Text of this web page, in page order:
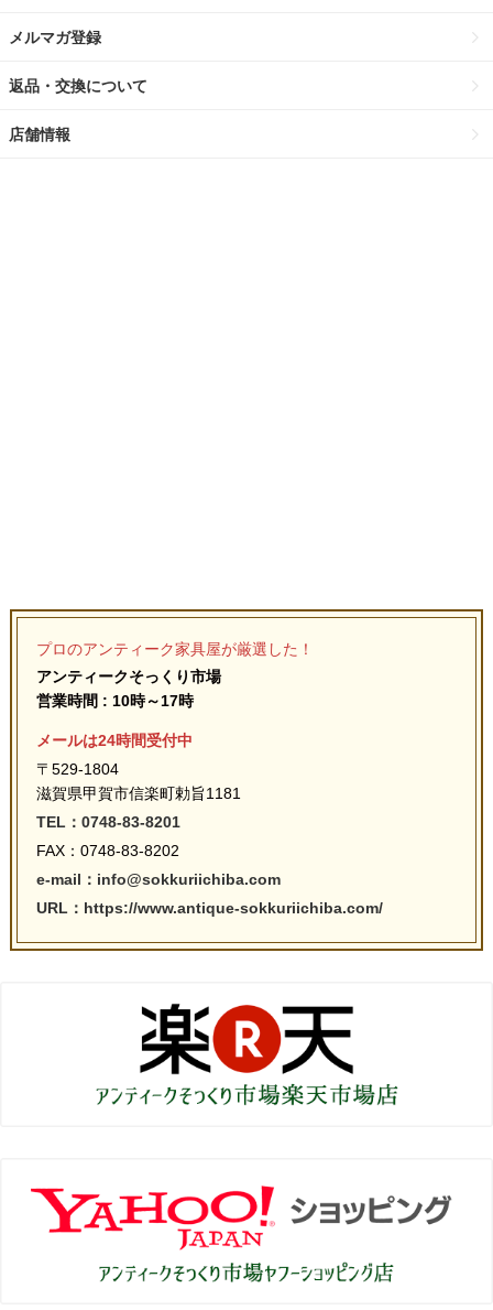
メルマガ登録
返品・交換について
店舗情報
プロのアンティーク家具屋が厳選した！
アンティークそっくり市場
営業時間 : 10時～17時
メールは24時間受付中
〒529-1804
滋賀県甲賀市信楽町勅旨1181
TEL：0748-83-8201
FAX：0748-83-8202
e-mail：info@sokkuriichiba.com
URL：https://www.antique-sokkuriichiba.com/